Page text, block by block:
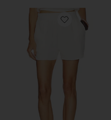
Favorite EASY シ